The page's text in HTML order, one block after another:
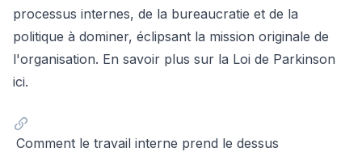
processus internes, de la bureaucratie et de la
politique à dominer, éclipsant la mission originale de
l'organisation. En savoir plus sur la Loi de Parkinson
ici.
Comment le travail interne prend le dessus